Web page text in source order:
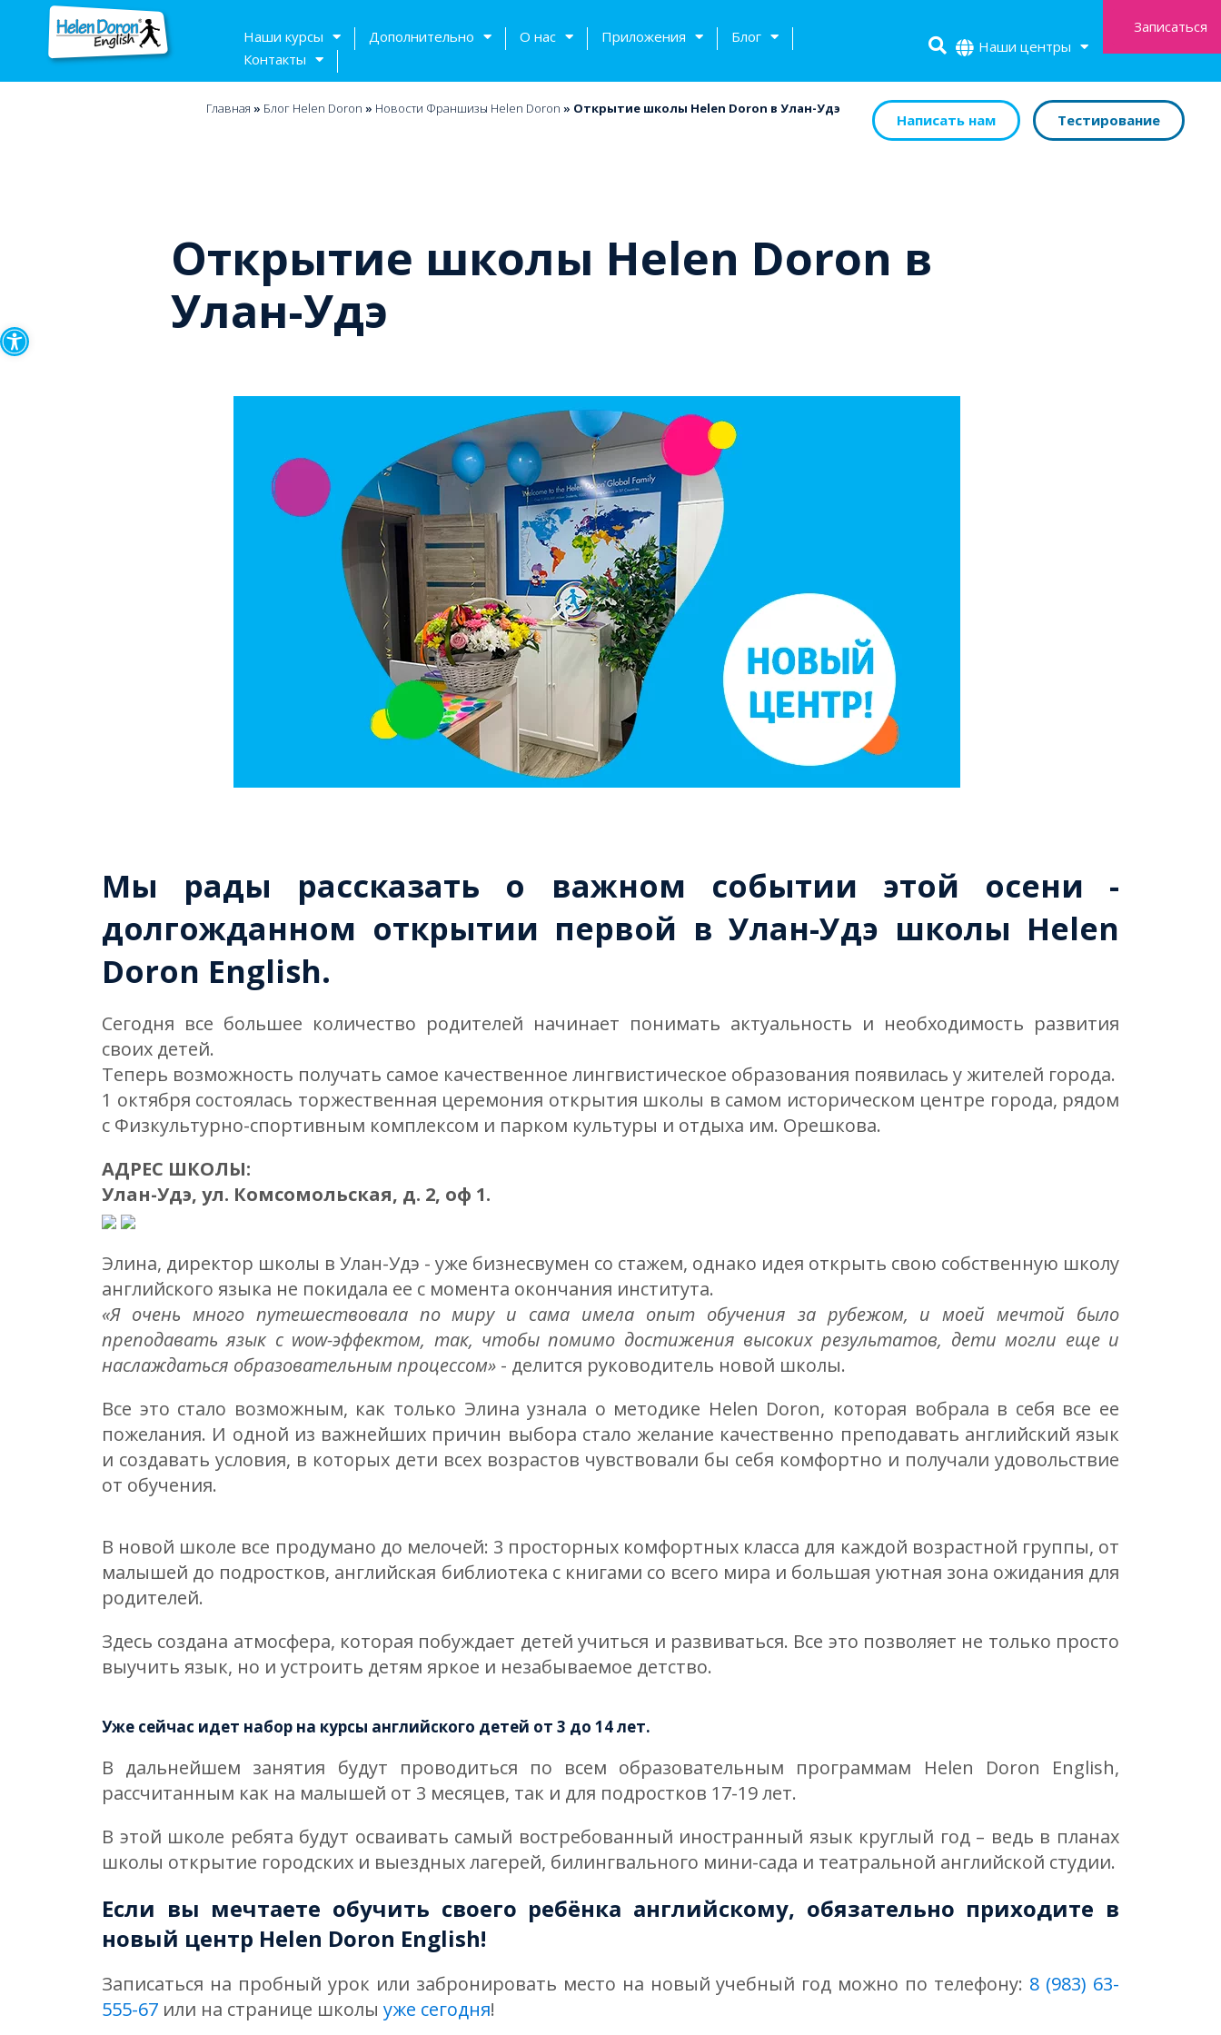
Открыть панель инструментов
Наши курсы Дополнительно О нас Приложения
Блог
Контакты
Наши центры
Записаться
Главная » Блог Helen Doron » Новости Франшизы Helen Doron » Открытие школы Helen Doron в Улан-Удэ
Написать нам Тестирование
Открытие школы Helen Doron в
Улан-Удэ
Мы рады рассказать о важном событии этой осени -
долгожданном открытии первой в Улан-Удэ школы Helen
Doron English.
Сегодня все большее количество родителей начинает понимать актуальность и необходимость развития
своих детей.
Теперь возможность получать самое качественное лингвистическое образования появилась у жителей города.
1 октября состоялась торжественная церемония открытия школы в самом историческом центре города, рядом
с Физкультурно-спортивным комплексом и парком культуры и отдыха им. Орешкова.
АДРЕС ШКОЛЫ:
Улан-Удэ, ул. Комсомольская, д. 2, оф 1.
Элина, директор школы в Улан-Удэ - уже бизнесвумен со стажем, однако идея открыть свою собственную школу
английского языка не покидала ее с момента окончания института.
«Я очень много путешествовала по миру и сама имела опыт обучения за рубежом, и моей мечтой было
преподавать язык с wow-эффектом, так, чтобы помимо достижения высоких результатов, дети могли еще и
наслаждаться образовательным процессом» - делится руководитель новой школы.
Все это стало возможным, как только Элина узнала о методике Helen Doron, которая вобрала в себя все ее
пожелания. И одной из важнейших причин выбора стало желание качественно преподавать английский язык
и создавать условия, в которых дети всех возрастов чувствовали бы себя комфортно и получали удовольствие
от обучения.
В новой школе все продумано до мелочей: 3 просторных комфортных класса для каждой возрастной группы, от
малышей до подростков, английская библиотека с книгами со всего мира и большая уютная зона ожидания для
родителей.
Здесь создана атмосфера, которая побуждает детей учиться и развиваться. Все это позволяет не только просто
выучить язык, но и устроить детям яркое и незабываемое детство.
Уже сейчас идет набор на курсы английского детей от 3 до 14 лет.
В дальнейшем занятия будут проводиться по всем образовательным программам Helen Doron English,
рассчитанным как на малышей от 3 месяцев, так и для подростков 17-19 лет.
В этой школе ребята будут осваивать самый востребованный иностранный язык круглый год – ведь в планах
школы открытие городских и выездных лагерей, билингвального мини-сада и театральной английской студии.
Если вы мечтаете обучить своего ребёнка английскому, обязательно приходите в
новый центр Helen Doron English!
Записаться на пробный урок или забронировать место на новый учебный год можно по телефону: 8 (983) 63-
555-67 или на странице школы уже сегодня!